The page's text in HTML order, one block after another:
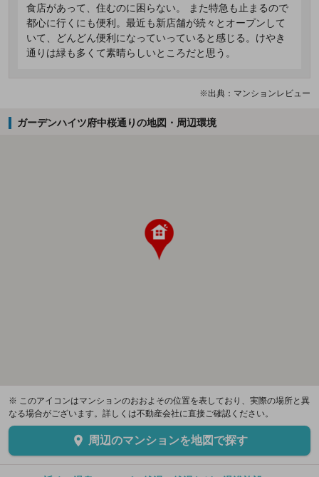
食店があって、住むのに困らない。 また特急も止まるので
都心に行くにも便利。最近も新店舗が続々とオープンして
いて、どんどん便利になっていっていると感じる。けやき
通りは緑も多くて素晴らしいところだと思う。
※出典：マンションレビュー
ガーデンハイツ府中桜通りの地図・周辺環境
※ このアイコンはマンションのおおよその位置を表しており、実際の場所と異
なる場合がございます。詳しくは不動産会社に直接ご確認ください。
周辺のマンションを地図で探す